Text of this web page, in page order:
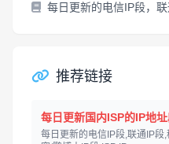
每日更新的电信IP段，
推荐链接
每日更新国内ISP的IP地
每日更新的电信IP段,联通IP段